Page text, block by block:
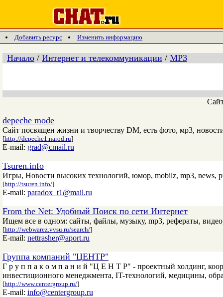
Добавить ресурс Изменить информацию
Начало / Интернет и телекоммуникации / МР3
depeche mode
Сайт посвящен жизни и творчеству DM, есть фото, мр3,
[http://depeche1.narod.ru]
E-mail: grad@cmail.ru
Tsuren.info
Игры, Новости высоких технологий, юмор, mobilz, mp3, news,
[http://tsuren.info/]
E-mail: paradox_t1@mail.ru
From the Net: Удобный Поиск по сети Интернет
Ищем все в одном: сайты, файлы, музыку, mp3, рефераты,
[http://webwarez.vvsu.ru/search/]
E-mail: nettrasher@aport.ru
Группа компаний "ЦЕНТР"
Г р у п п а к о м п а н и й "Ц Е Н Т Р" - проектный холдинг,
инвестиционного менеджмента, IT-технологий, медицины,
[http://www.centergroup.ru/]
E-mail: info@centergroup.ru